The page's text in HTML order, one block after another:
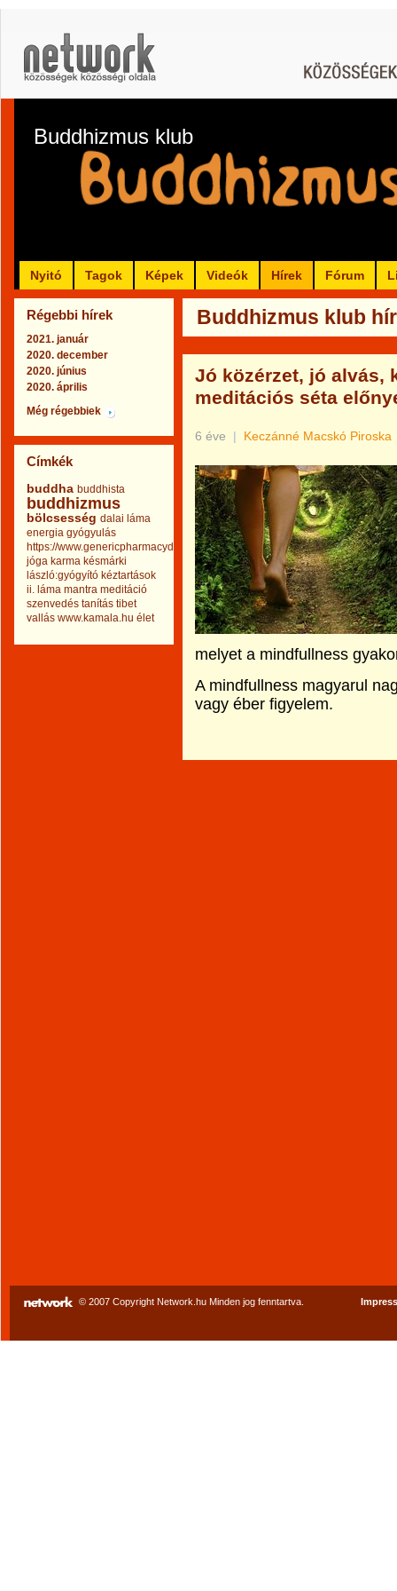
Buddhizmus klub
Nyitó Tagok Képek Videók Hírek Fórum
Régebbi hírek
2021. január
2020. december
2020. június
2020. április
Még régebbiek
Címkék
buddha buddhista
buddhizmus
bölcsesség dalai láma
energia gyógyulás
https://www.genericpharmacydrug.com
jóga karma késmárki
lászló:gyógyító kéztartások
ii. láma mantra meditáció
szenvedés tanítás tibet
vallás www.kamala.hu élet
Buddhizmus klub
Jó közérzet, jó alvás,
meditációs séta
6 éve | Keczánné Macskó Piroska
melyet a mindfullness
A mindfullness magyarul
vagy éber figyelem.
© 2007 Copyright Network.hu Minden jog fenntartva.